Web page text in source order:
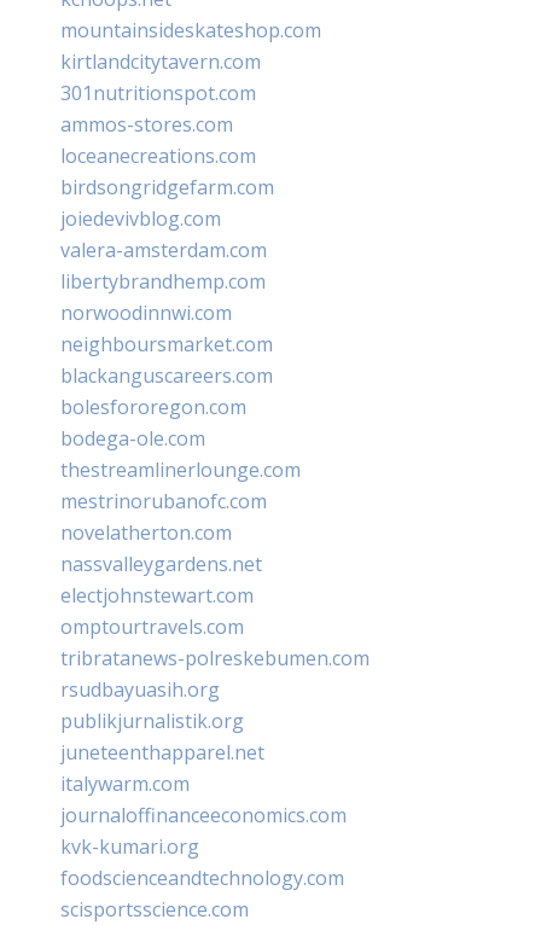
mountainsideskateshop.com
kirtlandcitytavern.com
301nutritionspot.com
ammos-stores.com
loceanecreations.com
birdsongridgefarm.com
joiedevivblog.com
valera-amsterdam.com
libertybrandhemp.com
norwoodinnwi.com
neighboursmarket.com
blackanguscareers.com
bolesfororegon.com
bodega-ole.com
thestreamlinerlounge.com
mestrinorubanofc.com
novelatherton.com
nassvalleygardens.net
electjohnstewart.com
omptourtravels.com
tribratanews-polreskebumen.com
rsudbayuasih.org
publikjurnalistik.org
juneteenthapparel.net
italywarm.com
journaloffinanceeconomics.com
kvk-kumari.org
foodscienceandtechnology.com
scisportsscience.com